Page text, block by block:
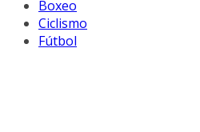
Boxeo
Ciclismo
Fútbol